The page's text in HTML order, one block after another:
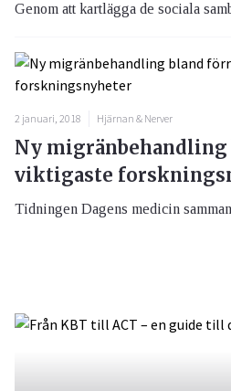
Genom att kartlägga de sociala
2 januari, 2018 Hjärnan & Nerver
Ny
viktigaste
Tidningen Dagens medicin